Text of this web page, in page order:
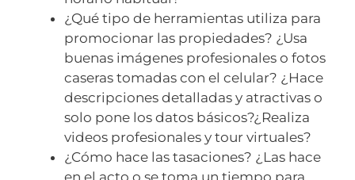
¿Qué tipo de herramientas utiliza para
promocionar las propiedades? ¿Usa
buenas imágenes profesionales o fotos
caseras tomadas con el celular? ¿Hace
descripciones detalladas y atractivas o
solo pone los datos básicos?¿Realiza
videos profesionales y tour virtuales?
¿Cómo hace las tasaciones? ¿Las hace
en el acto o se toma un tiempo para